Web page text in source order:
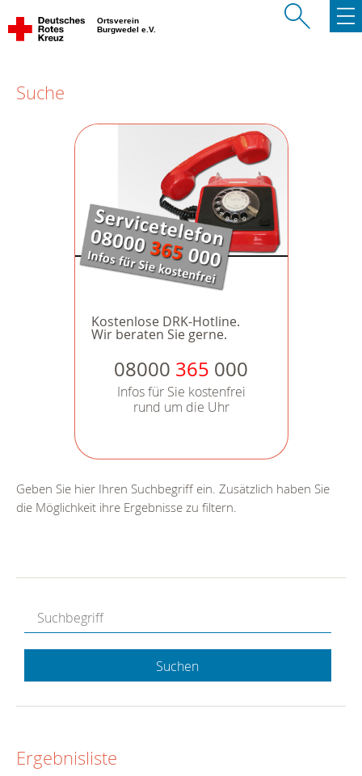
Ortsverein
Burgwedel e.V.
Suche
Kostenlose DRK-Hotline.
Wir beraten Sie gerne.
08000 365 000
Infos für Sie kostenfrei
rund um die Uhr
Geben Sie hier Ihren Suchbegriff ein. Zusätzlich haben Sie
die Möglichkeit ihre Ergebnisse zu filtern.
Suchen
Ergebnisliste